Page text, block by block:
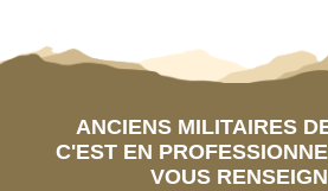
ANCIENS MILITAIRES
C'EST EN
VOUS